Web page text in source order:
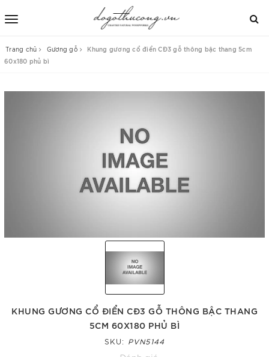
Trang chủ Gương gỗ
Khung gương cổ điển CĐ3 gỗ thông bậc thang 5cm
60x180 phủ bì
KHUNG GƯƠNG CỔ ĐIỂN CĐ3 GỖ THÔNG BẬC THANG
5CM 60X180 PHỦ BÌ
SKU: PVN5144